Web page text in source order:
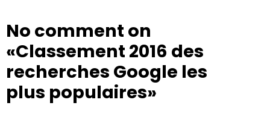
No comment on
«Classement 2016 des
recherches Google les
plus populaires»